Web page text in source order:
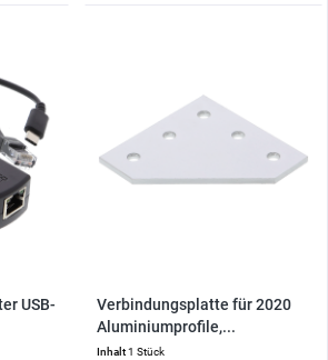
USB-
Verbindungsplatte für 2020
Aluminiumprofile,...
Inhalt1 Stück